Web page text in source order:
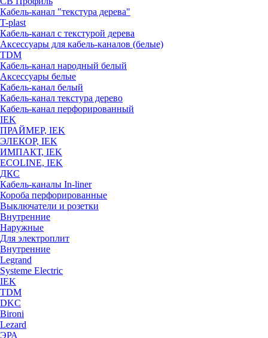
Кабель-канал "текстура дерева"
T-plast
Кабель-канал с текстурой дерева
Аксессуары для кабель-каналов (белые)
TDM
Кабель-канал народный белый
Аксессуары белые
Кабель-канал белый
Кабель-канал текстура дерево
Кабель-канал перфорированный
IEK
ПРАЙМЕР, IEK
ЭЛЕКОР, IEK
ИМПАКТ, IEK
ECOLINE, IEK
ДКС
Кабель-каналы In-liner
Короба перфорированные
Выключатели и розетки
Внутренние
Наружные
Для электроплит
Внутренние
Legrand
Systeme Electric
IEK
TDM
DKC
Bironi
Lezard
ЭРА